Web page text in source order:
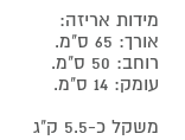
מידות אריזה:
אורך: 65 ס"מ.
רוחב: 50 ס"מ.
עומק: 14 ס"מ.
משקל כ-5.5 ק"ג